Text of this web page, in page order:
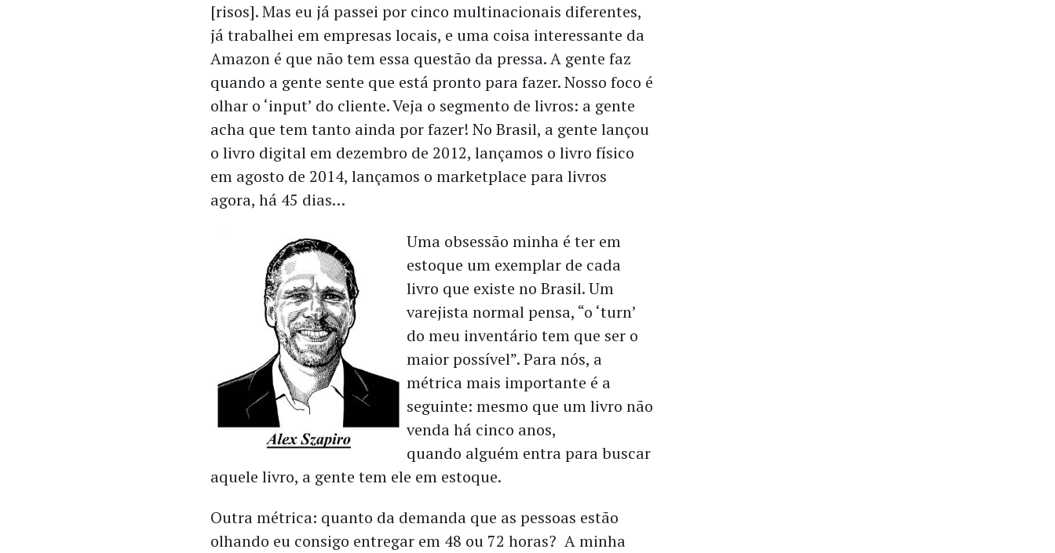
[risos]. Mas eu já passei por cinco multinacionais diferentes,
já trabalhei em empresas locais, e uma coisa interessante da
Amazon é que não tem essa questão da pressa. A gente faz
quando a gente sente que está pronto para fazer. Nosso foco é
olhar o ‘input’ do cliente. Veja o segmento de livros: a gente
acha que tem tanto ainda por fazer! No Brasil, a gente lançou
o livro digital em dezembro de 2012, lançamos o livro físico
em agosto de 2014, lançamos o marketplace para livros
agora, há 45 dias…
Uma obsessão minha é ter em
estoque um exemplar de cada
livro que existe no Brasil. Um
varejista normal pensa, “o ‘turn’
do meu inventário tem que ser o
maior possível”. Para nós, a
métrica mais importante é a
seguinte: mesmo que um livro não
venda há cinco anos,
quando alguém entra para buscar
aquele livro, a gente tem ele em estoque.
Outra métrica: quanto da demanda que as pessoas estão
olhando eu consigo entregar em 48 ou 72 horas? A minha